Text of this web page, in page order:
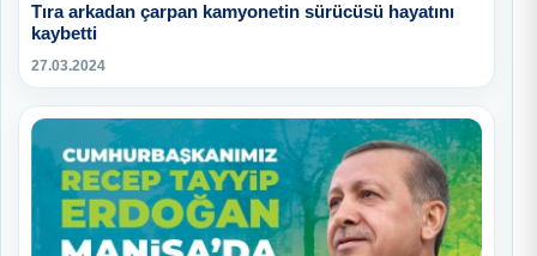
Tıra arkadan çarpan kamyonetin sürücüsü hayatını
kaybetti
27.03.2024